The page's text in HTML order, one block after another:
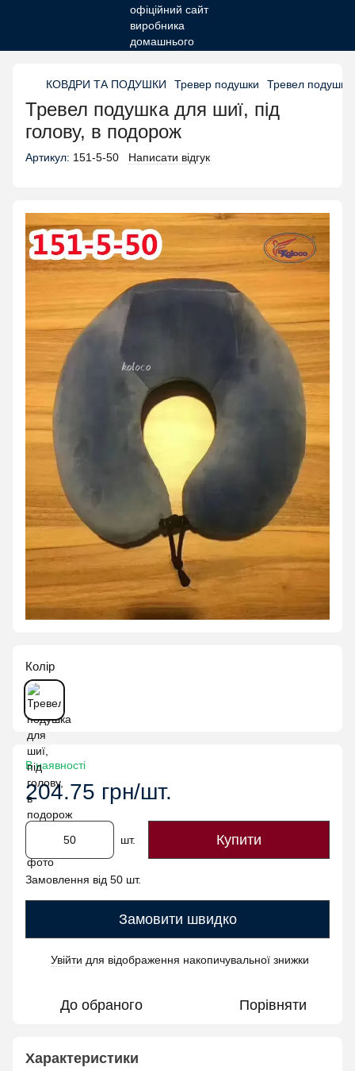
КОВДРИ ТА ПОДУШКИ Тревер подушки Тревел подушка
Тревел подушка для шиї, під
голову, в подорож
Артикул: 151-5-50 Написати відгук
Колір
В наявності
204.75 грн/шт.
шт. Купити
Замовлення від 50 шт.
Замовити швидко
Увійти для відображення накопичувальної знижки
До обраного Порівняти
Характеристики